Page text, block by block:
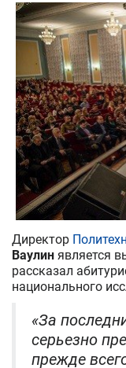
Директор
Ваулин является
рассказал
национального
«За
серьезно
прежде